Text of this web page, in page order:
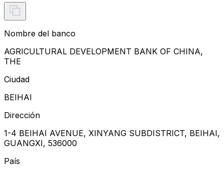
Nombre del banco
AGRICULTURAL DEVELOPMENT BANK OF CHINA,
THE
Ciudad
BEIHAI
Dirección
1-4 BEIHAI AVENUE, XINYANG SUBDISTRICT, BEIHAI,
GUANGXI, 536000
País